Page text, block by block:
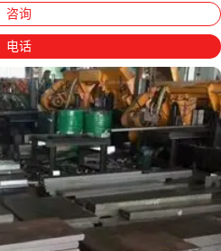
咨询
电话